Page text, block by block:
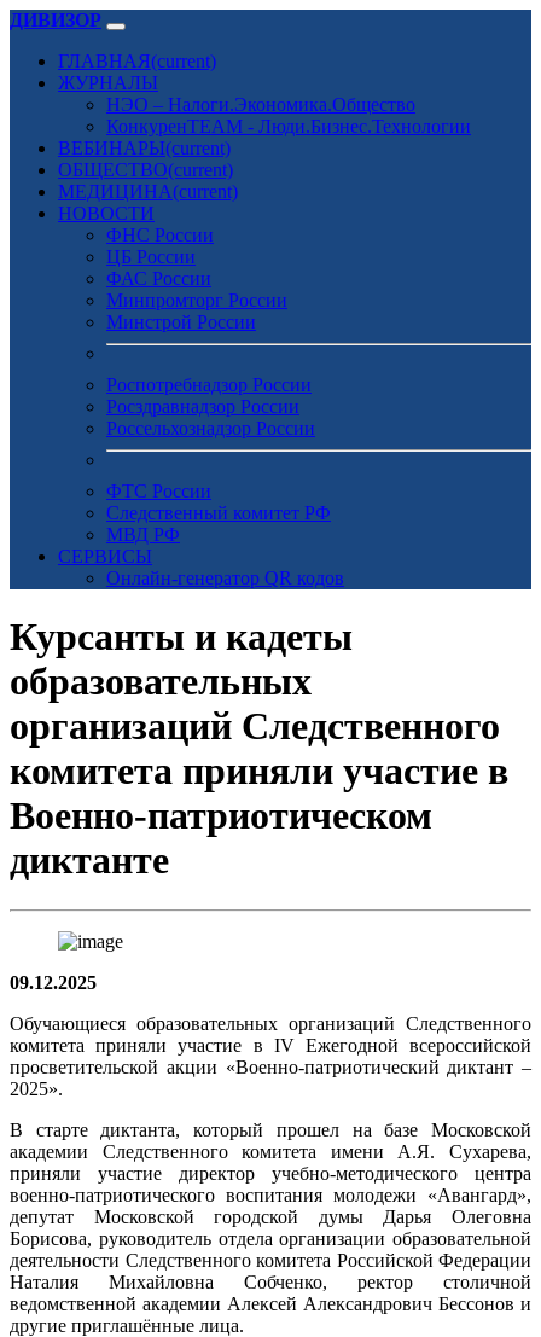
ДИВИЗОР
ГЛАВНАЯ(current)
ЖУРНАЛЫ
НЭО – Налоги.Экономика.Общество
КонкуренTEAM - Люди.Бизнес.Технологии
ВЕБИНАРЫ(current)
ОБЩЕСТВО(current)
МЕДИЦИНА(current)
НОВОСТИ
ФНС России
ЦБ России
ФАС России
Минпромторг России
Минстрой России
Роспотребнадзор России
Росздравнадзор России
Россельхознадзор России
ФТС России
Следственный комитет РФ
МВД РФ
СЕРВИСЫ
Онлайн-генератор QR кодов
Курсанты и кадеты
образовательных
организаций Следственного
комитета приняли участие в
Военно-патриотическом
диктанте
09.12.2025
Обучающиеся образовательных организаций Следственного
комитета приняли участие в IV Ежегодной всероссийской
просветительской акции «Военно-патриотический диктант –
2025».
В старте диктанта, который прошел на базе Московской
академии Следственного комитета имени А.Я. Сухарева,
приняли участие директор учебно-методического центра
военно-патриотического воспитания молодежи «Авангард»,
депутат Московской городской думы Дарья Олеговна
Борисова, руководитель отдела организации образовательной
деятельности Следственного комитета Российской Федерации
Наталия Михайловна Собченко, ректор столичной
ведомственной академии Алексей Александрович Бессонов и
другие приглашённые лица.